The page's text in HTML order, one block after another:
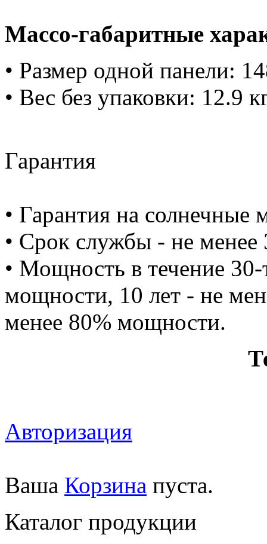
Массо-габаритные
• Размер одной панели:
• Вес без упаковки: 12.9
Гарантия
• Гарантия на солнечные
• Срок службы - не менее
• Мощность в течение
мощности, 10 лет - не
менее 80% мощности.
Авторизация
Ваша Корзина пуста.
Каталог продукции